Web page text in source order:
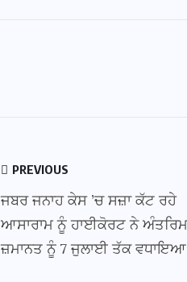
PREVIOUS
ਜਬਰ ਜਨਾਹ ਕੇਸ ’ਚ ਸਜ਼ਾ ਕੱਟ ਰਹੇ
ਆਸਾਰਾਮ ਨੂੰ ਹਾਈਕੋਰਟ ਨੇ ਅੰਤਰਿਮ
ਜ਼ਮਾਨਤ ਨੂੰ 7 ਜੁਲਾਈ ਤੱਕ ਵਧਾਇਆ